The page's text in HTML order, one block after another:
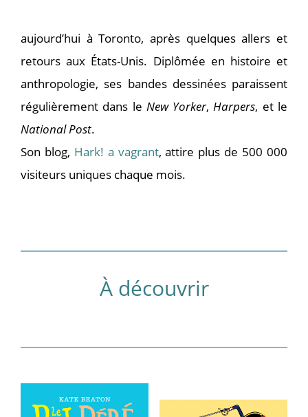
aujourd’hui à Toronto, après quelques allers et
retours aux États-Unis. Diplômée en histoire et
anthropologie, ses bandes dessinées paraissent
régulièrement dans le New Yorker,Harpers, et le
National Post.
Son blog, Hark! a vagrant, attire plus de 500 000
visiteurs uniques chaque mois.
À découvrir